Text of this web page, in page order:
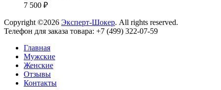
7 500 ₽
Copyright ©2026 Эксперт-Шокер. All rights reserved.
Телефон для заказа товара: +7 (499) 322-07-59
Главная
Мужские
Женские
Отзывы
Контакты